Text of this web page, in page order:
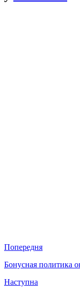
Попередня
Бонусная политика
Наступна